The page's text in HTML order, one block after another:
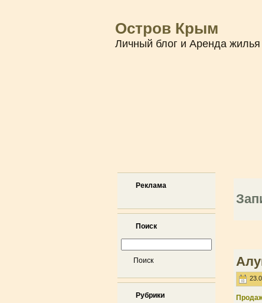
Остров Крым
Личный блог и Аренда
Реклама
Поиск
Рубрики